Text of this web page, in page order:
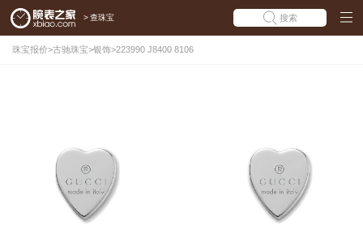
> 查珠宝 搜索
珠宝报价>古驰珠宝>银饰>223990 J8400 8106